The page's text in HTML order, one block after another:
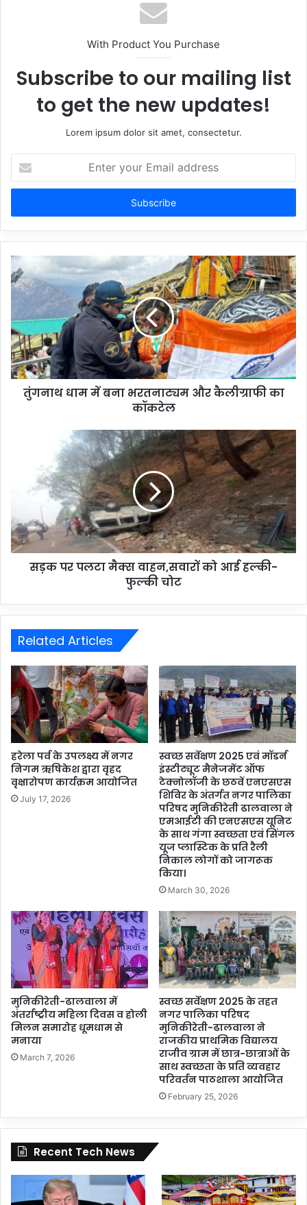
With Product You Purchase
Subscribe to our mailing list
to get the new updates!
Lorem ipsum dolor sit amet, consectetur.
your
Email
तुंगनाथ धाम में बना भरतनाट्यम और कैलीग्राफी का
कॉकटेल
सड़क पर पलटा मैक्स वाहन,सवारों को आई हल्की-
फुल्की चोट
Related Articles
हरेला पर्व के उपलक्ष्य में नगर
निगम ऋषिकेश द्वारा वृहद
वृक्षारोपण कार्यक्रम आयोजित
July 17, 2026
स्वच्छ सर्वेक्षण 2025 एवं मॉडर्न
इंस्टीट्यूट मैनेजमेंट ऑफ
टेक्नोलॉजी के छठवें एनएसएस
शिविर के अंतर्गत नगर पालिका
परिषद मुनिकीरेती ढालवाला ने
एमआईटी की एनएसएस यूनिट
के साथ गंगा स्वच्छता एवं सिंगल
यूज प्लास्टिक के प्रति रैली
निकाल लोगों को जागरूक
किया।
March 30, 2026
मुनिकीरेती-ढालवाला में
अंतर्राष्ट्रीय महिला दिवस व होली
मिलन समारोह धूमधाम से
मनाया
March 7, 2026
स्वच्छ सर्वेक्षण 2025 के तहत
नगर पालिका परिषद
मुनिकीरेती-ढालवाला ने
राजकीय प्राथमिक विद्यालय
राजीव ग्राम में छात्र-छात्राओं के
साथ स्वच्छता के प्रति व्यवहार
परिवर्तन पाठशाला आयोजित
February 25, 2026
Recent Tech News